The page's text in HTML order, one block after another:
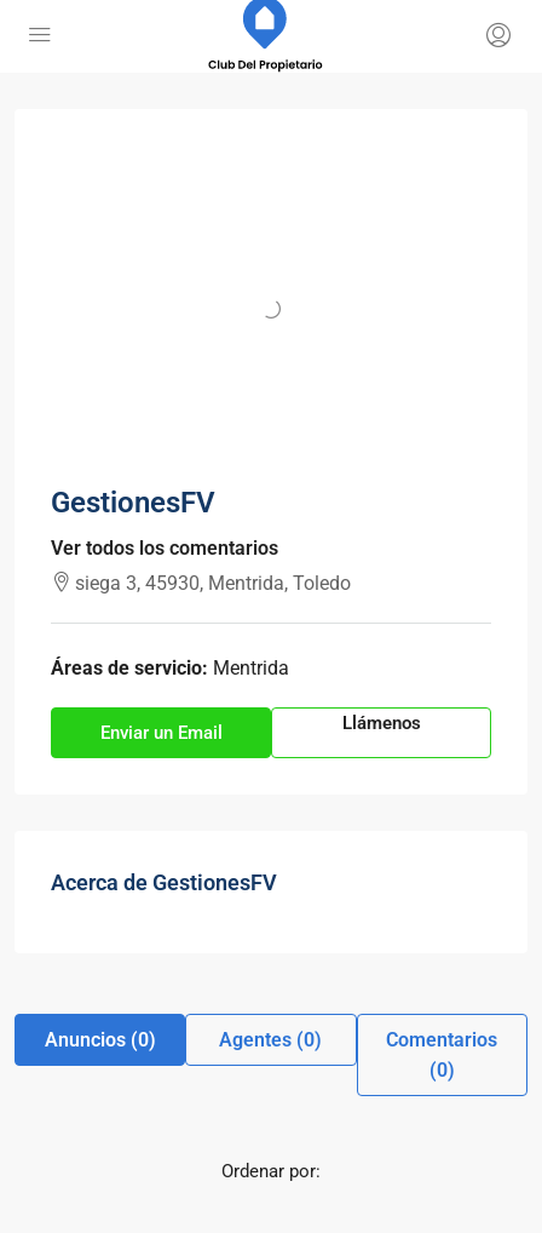
GestionesFV
Ver todos los comentarios
siega 3, 45930, Mentrida, Toledo
Áreas de servicio: Mentrida
Enviar un Email Llámenos
Acerca de GestionesFV
Anuncios (0) Agentes (0)
Comentarios
(0)
Ordenar por: